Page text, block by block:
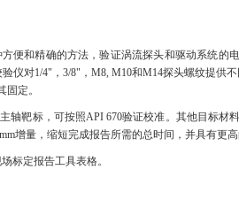
便和精确的方法 ，验证涡流探头和驱动系统的
仪对1/4"，3/8"，M8, M10和M14探头螺纹提
定。
轴靶标，可按照API 670验证校准。其他目标
增量，缩短完成报告所需的总时间，并具有更
标定报告工具表格。